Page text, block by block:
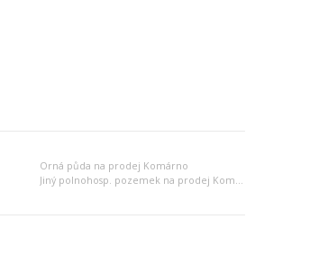
Orná půda na prodej Komárno
Jiný polnohosp. pozemek na prodej Komárno